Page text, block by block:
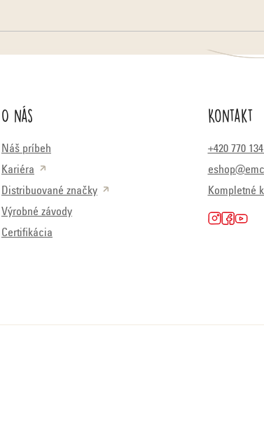
O nás
Náš príbeh
Kariéra
Distribuované značky
Výrobné závody
Certifikácia
Kontakt
+420 770 134
Kompletné